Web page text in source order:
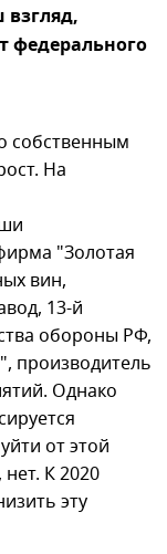
федерального
собственным
На
"Золотая
вин,
13-й
обороны РФ,
производитель
Однако
от этой
К 2020
эту